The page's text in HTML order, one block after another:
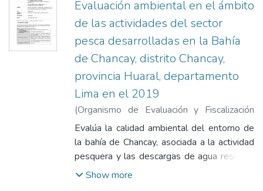
ácido (4, 77 unidades de pH) fuera del
rango establecido en el Decreto Supremo
No 010-2008 - PRODUCE.
Evaluación ambiental en el ámbito
de las actividades del sector
pesca desarrolladas en la Bahía
de Chancay, distrito Chancay,
provincia Huaral, departamento
Lima en el 2019
(Organismo de Evaluación y Fiscalización
Ambiental ,2019-10-25) Fajardo Vargas,
Lázaro Walther;Gonzales Rossel, Julio
Andrés;Gutiérrez Rojas, Carlos Fernando
Evalúa la calidad ambiental del entorno de
la bahía de Chancay, asociada a la actividad
pesquera y las descargas de agua residual,
distrito Chancay, provincia Huaral,
Show more